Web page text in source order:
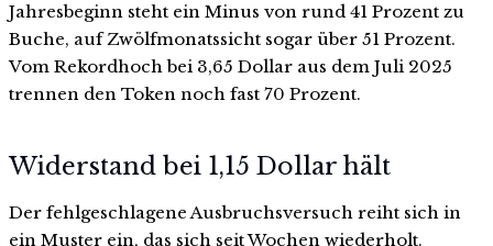
Jahresbeginn steht ein Minus von rund 41 Prozent zu
Buche, auf Zwölfmonatssicht sogar über 51 Prozent.
Vom Rekordhoch bei 3,65 Dollar aus dem Juli 2025
trennen den Token noch fast 70 Prozent.
Widerstand bei 1,15 Dollar hält
Der fehlgeschlagene Ausbruchsversuch reiht sich in
ein Muster ein, das sich seit Wochen wiederholt.